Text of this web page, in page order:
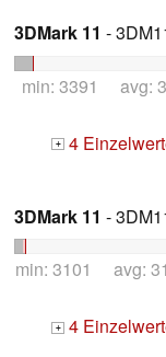
3DMark 11 -
min: 3391 avg:
+ 4
3DMark 11 -
min: 3101 avg:
+ 4